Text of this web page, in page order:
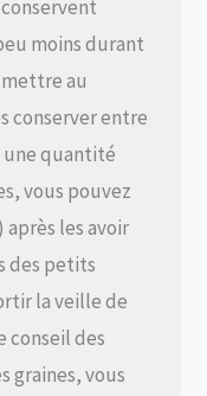
moins durant
au
conserver entre
une quantité
vous pouvez
après les avoir
des petits
la veille de
conseil des
graines, vous